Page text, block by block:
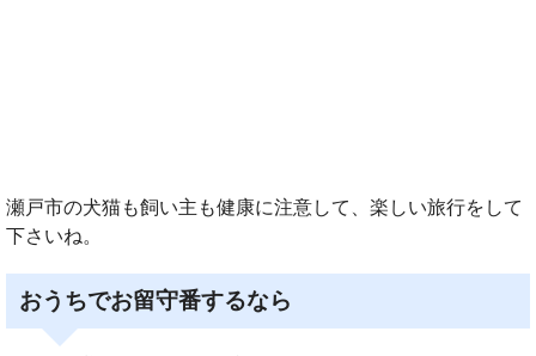
瀬戸市の犬猫も飼い主も健康に注意して、楽しい旅行をして
下さいね。
おうちでお留守番するなら